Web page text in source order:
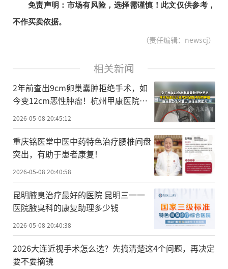
免责声明：市场有风险，选择需谨慎！此文仅供参考，
不作买卖依据。
（责任编辑：newscj）
相关新闻
2年前查出9cm卵巢囊肿拒绝手术，如
今变12cm恶性肿瘤！杭州甲康医院提
醒：千万别拖到这一步！
2026-05-08 20:45:12
重庆铭医堂中医中药特色治疗腰椎间盘
突出，有助于患者康复！
2026-05-08 20:40:58
昆明腋臭治疗最好的医院 昆明三一一
医院腋臭科的康复助理多少钱
2026-05-08 20:40:38
2026大连近视手术怎么选？先搞清楚这4个问题，再决定
要不要摘镜